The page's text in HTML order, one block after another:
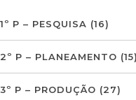
1º P – PESQUISA (16)
2º P – PLANEAMENTO (15)
3º P – PRODUÇÃO (27)